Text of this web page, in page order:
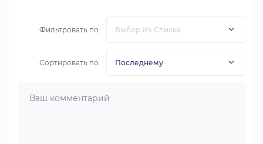
Фильтровать по:
Сортировать по: